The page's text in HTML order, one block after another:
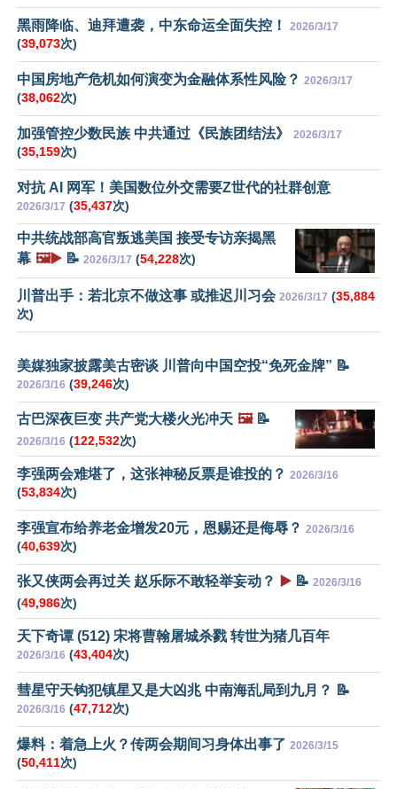
黑雨降临、迪拜遭袭，中东命运全面失控！ 2026/3/17
(39,073次)
中国房地产危机如何演变为金融体系性风险？ 2026/3/17
(38,062次)
加强管控少数民族 中共通过《民族团结法》 2026/3/17
(35,159次)
对抗 AI 网军！美国数位外交需要Z世代的社群创意
2026/3/17 (35,437次)
中共统战部高官叛逃美国 接受专访亲揭黑
幕 🖼️▶️ 📝 2026/3/17 (54,228次)
川普出手：若北京不做这事 或推迟川习会 2026/3/17 (35,884
次)
美媒独家披露美古密谈 川普向中国空投“免死金牌” 📝
2026/3/16 (39,246次)
古巴深夜巨变 共产党大楼火光冲天 🖼️📝
2026/3/16 (122,532次)
李强两会难堪了，这张神秘反票是谁投的？ 2026/3/16
(53,834次)
李强宣布给养老金增发20元，恩赐还是侮辱？ 2026/3/16
(40,639次)
张又侠两会再过关 赵乐际不敢轻举妄动？ ▶️ 📝 2026/3/16
(49,986次)
天下奇谭 (512) 宋将曹翰屠城杀戮 转世为猪几百年
2026/3/16 (43,404次)
彗星守天钩犯镇星又是大凶兆 中南海乱局到九月？ 📝
2026/3/16 (47,712次)
爆料：着急上火？传两会期间习身体出事了 2026/3/15
(50,411次)